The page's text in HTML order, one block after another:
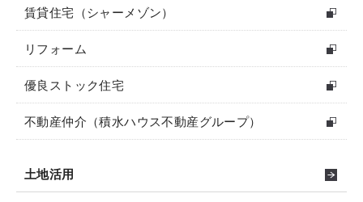
賃貸住宅（シャーメゾン）
リフォーム
優良ストック住宅
不動産仲介（積水ハウス不動産グループ）
土地活用